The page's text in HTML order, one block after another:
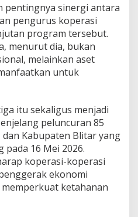
pentingnya sinergi antara
pengurus koperasi
program tersebut.
menurut dia, bukan
melainkan aset
untuk
itu sekaligus menjadi
peluncuran 85
dan Kabupaten Blitar yang
16 Mei 2026.
koperasi-koperasi
ekonomi
ketahanan